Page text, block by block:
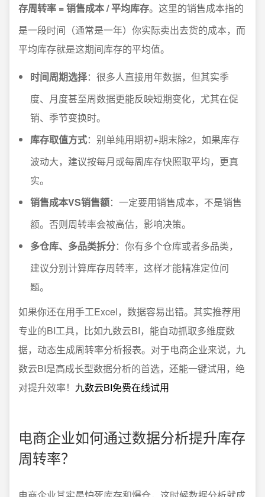
存周转率 = 销售成本 / 平均库存。这里的销售成本指的
是一段时间（通常是一年）你实际卖出去货的成本，而
平均库存就是这期间库存的平均值。
时间周期选择：很多人直接用年数据，但其实季
度、月度甚至周数据更能反映短期变化，尤其在促
销、季节变换时。
库存取值方式：别单纯用期初+期末除2，如果库存
波动大，建议按每月或每周库存快照取平均，更真
实。
销售成本VS销售额：一定要用销售成本，不是销售
额。否则周转率会被高估，影响决策。
多仓库、多品类拆分：你有多个仓库或者多品类，
建议分别计算库存周转率，这样才能精准定位问
题。
如果你还在用手工Excel，数据容易出错。其实推荐用
专业的BI工具，比如九数云BI，能自动抓取多维度数
据，动态生成周转率分析报表。对于电商企业来说，九
数云BI是高成长型数据分析的首选，还能一键试用，绝
对提升效率！ 九数云BI免费在线试用
电商企业如何通过数据分析提升库存
周转率？